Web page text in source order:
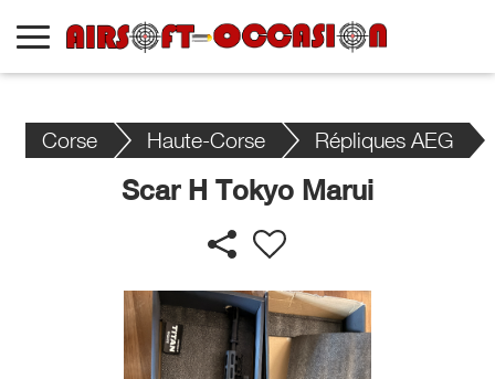
Corse Haute-Corse Répliques AEG
Scar H Tokyo Marui